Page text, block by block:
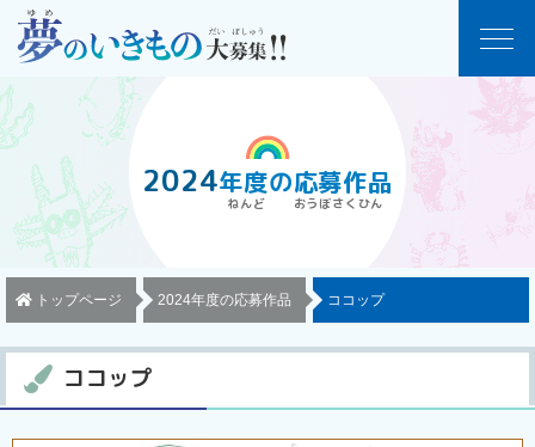
2024年度の応募作品
トップページ 2024年度の応募作品 ココップ
ココップ